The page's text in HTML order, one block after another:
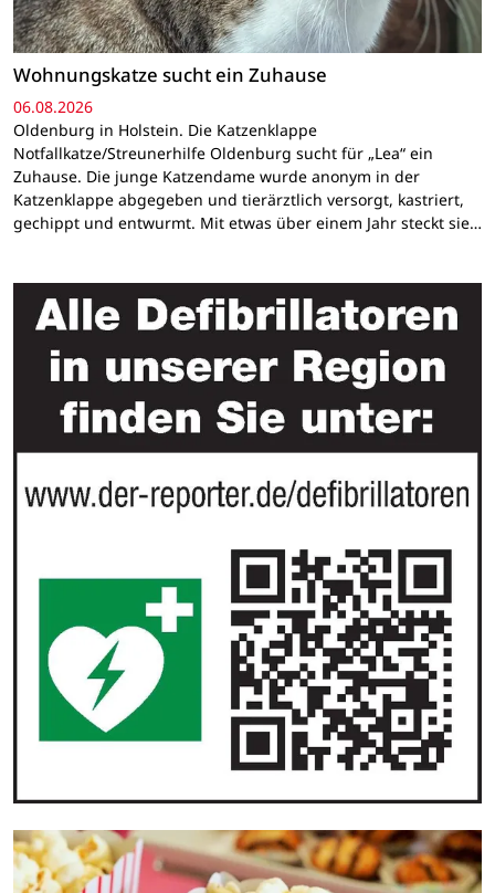
Wohnungskatze sucht ein Zuhause
06.08.2026
Oldenburg in Holstein. Die Katzenklappe
Notfallkatze/Streunerhilfe Oldenburg sucht für „Lea“ ein
Zuhause. Die junge Katzendame wurde anonym in der
Katzenklappe abgegeben und tierärztlich versorgt, kastriert,
gechippt und entwurmt. Mit etwas über einem Jahr steckt sie…